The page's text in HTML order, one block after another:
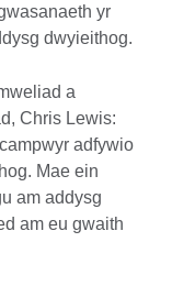
yr
dwyieithog.
a
Chris Lewis:
adfywio
Mae ein
am addysg
am eu gwaith